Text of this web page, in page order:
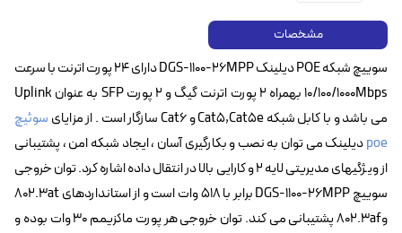
مشخصات
سوییچ شبکه POE دیلینک DGS-1100-26MPP‌ دارای ۲۴ پورت اترنت با سرعت
10/100/1000Mbps بهمراه ۲ پورت اترنت گیگ و ۲ پورت SFP‌ به عنوان Uplink
می باشد و با کابل شبکه Cat5,Cat5e و Cat6 سازگار است . از مزایای
سوئیچ
poeدیلینک می توان به نصب و بکارگیری آسان ، ایجاد شبکه امن ، پشتیبانی
از ویژگیهای مدیریتی لایه ۲ و کارایی بالا در انتقال داده اشاره کرد. توان خروجی
سوییچ DGS-1100-26MPP‌ برابر با ۵۱۸ وات است و از استانداردهای 802.3at
و802.3af‌ پشتیبانی می کند. توان خروجی هر پورت ماکزیمم ۳۰ وات بوده و